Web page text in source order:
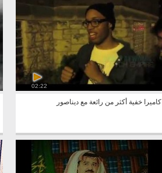
02:22
كاميرا خفية أكثر من رائعة مع ديناصور